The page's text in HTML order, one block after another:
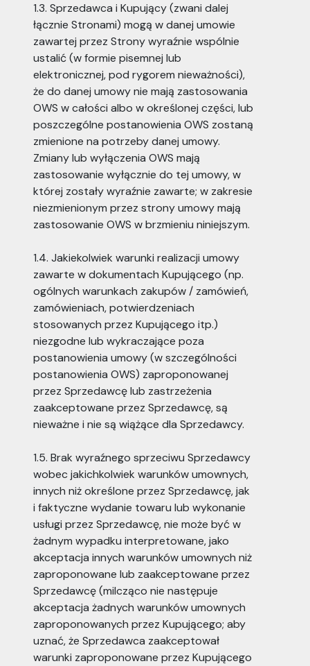
1.3. Sprzedawca i Kupujący (zwani dalej
łącznie Stronami) mogą w danej umowie
zawartej przez Strony wyraźnie wspólnie
ustalić (w formie pisemnej lub
elektronicznej, pod rygorem nieważności),
że do danej umowy nie mają zastosowania
OWS w całości albo w określonej części, lub
poszczególne postanowienia OWS zostaną
zmienione na potrzeby danej umowy.
Zmiany lub wyłączenia OWS mają
zastosowanie wyłącznie do tej umowy, w
której zostały wyraźnie zawarte; w zakresie
niezmienionym przez strony umowy mają
zastosowanie OWS w brzmieniu niniejszym.
1.4. Jakiekolwiek warunki realizacji umowy
zawarte w dokumentach Kupującego (np.
ogólnych warunkach zakupów / zamówień,
zamówieniach, potwierdzeniach
stosowanych przez Kupującego itp.)
niezgodne lub wykraczające poza
postanowienia umowy (w szczególności
postanowienia OWS) zaproponowanej
przez Sprzedawcę lub zastrzeżenia
zaakceptowane przez Sprzedawcę, są
nieważne i nie są wiążące dla Sprzedawcy.
1.5. Brak wyraźnego sprzeciwu Sprzedawcy
wobec jakichkolwiek warunków umownych,
innych niż określone przez Sprzedawcę, jak
i faktyczne wydanie towaru lub wykonanie
usługi przez Sprzedawcę, nie może być w
żadnym wypadku interpretowane, jako
akceptacja innych warunków umownych niż
zaproponowane lub zaakceptowane przez
Sprzedawcę (milcząco nie następuje
akceptacja żadnych warunków umownych
zaproponowanych przez Kupującego; aby
uznać, że Sprzedawca zaakceptował
warunki zaproponowane przez Kupującego